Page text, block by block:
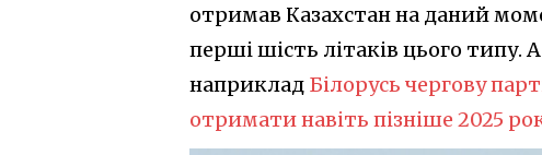
отримав Казахстан на даний
перші шість літаків цього
наприклад Білорусь чергову
отримати навіть пізніше 2025